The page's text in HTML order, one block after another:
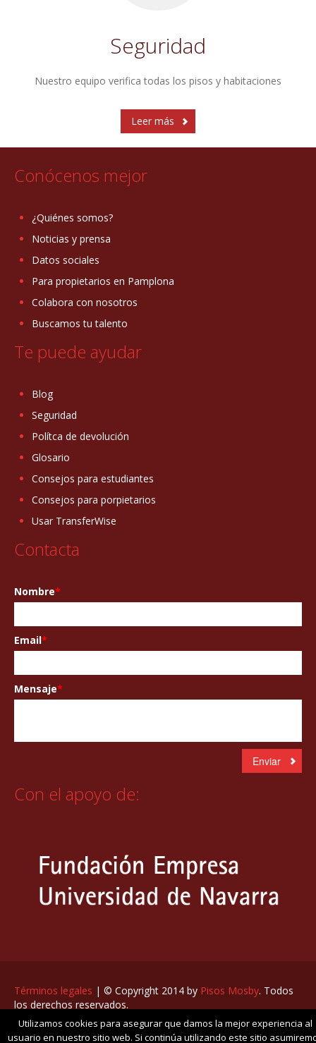
Seguridad
Nuestro equipo verifica todas los pisos y habitaciones
Leer más
Conócenos mejor
¿Quiénes somos?
Noticias y prensa
Datos sociales
Para propietarios en Pamplona
Colabora con nosotros
Buscamos tu talento
Te puede ayudar
Blog
Seguridad
Polítca de devolución
Glosario
Consejos para estudiantes
Consejos para porpietarios
Usar TransferWise
Contacta
Nombre*
Email*
Mensaje*
Con el apoyo de:
Términos legales | © Copyright 2014 by Pisos Mosby. Todos
los derechos reservados.
Utilizamos cookies para asegurar que damos la mejor experiencia al
usuario en nuestro sitio web. Si continúa utilizando este sitio